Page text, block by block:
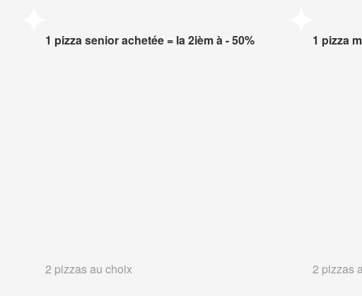
1 pizza senior achetée = la 2ièm à - 50%
2 pizzas au choix
1 pizza
2 pizzas